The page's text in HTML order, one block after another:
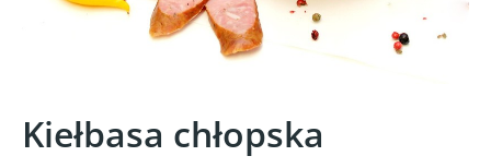
Kiełbasa chłopska